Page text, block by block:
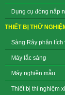
Dụng cụ đóng nắp
THIẾT BỊ THỬ
Sàng Rây phân tích
Máy lắc sàng
Máy nghiền mẫu
Thiết bị thí nghiệm